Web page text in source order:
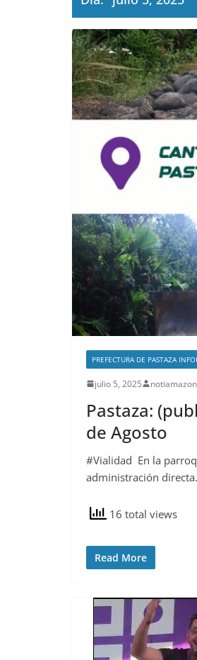
PREFECTURA DE PASTAZA
julio 5, 2025
Pastaza:
de Agosto
#Vialidad En la
administración
16 total views
Read More